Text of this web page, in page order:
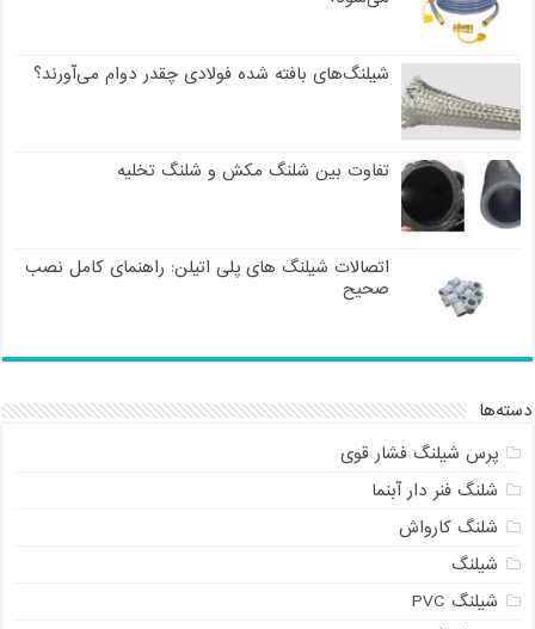
شیلنگ‌های بافته شده فولادی چقدر دوام می‌آورند؟
تفاوت بین شلنگ مکش و شلنگ تخلیه
اتصالات شیلنگ های پلی اتیلن: راهنمای کامل نصب
صحیح
دسته‌ها
پرس شیلنگ فشار قوی
شلنگ فنر دار آبنما
شلنگ کارواش
شیلنگ
شیلنگ PVC